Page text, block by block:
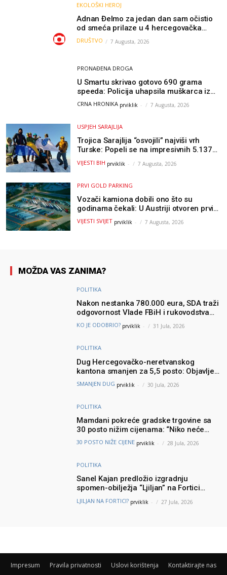
EKOLOŠKI HEROJ
Adnan Đelmo za jedan dan sam očistio
od smeća prilaze u 4 hercegovačka
grada: “Danas nisam čistio samo smeće,
čistio sam sliku o nama”
DRUŠTVO 7 Augusta, 2026
PRONAĐENA DROGA
U Smartu skrivao gotovo 690 grama
speeda: Policija uhapsila muškarca iz
Hercegovine
CRNA HRONIKA prviklik - 7 Augusta, 2026
USPJEH SARAJLIJA
Trojica Sarajlija “osvojili” najviši vrh
Turske: Popeli se na impresivnih 5.137
metara
VIJESTI BIH prviklik - 7 Augusta, 2026
PRVI GOLD PARKING
Vozači kamiona dobili ono što su
godinama čekali: U Austriji otvoren prvi
GOLD sigurni parking
VIJESTI SVIJET prviklik - 7 Augusta, 2026
MOŽDA VAS ZANIMA?
POLITIKA
Nakon nestanka 780.000 eura, SDA traži
odgovornost Vlade FBiH i rukovodstva
Igmana
KO JE ODOBRIO? prviklik - 31 Jula, 2026
POLITIKA
Dug Hercegovačko-neretvanskog
kantona smanjen za 5,5 posto: Objavljeni
najnoviji podaci Ministarstva finansija
SMANJEN DUG prviklik - 30 Jula, 2026
POLITIKA
Mamdani pokreće gradske trgovine sa
30 posto nižim cijenama: “Niko neće
brinuti može li prehraniti svoju porodicu”
30 POSTO NIŽE CIJENE prviklik - 28 Jula, 2026
POLITIKA
Sanel Kajan predložio izgradnju
spomen-obilježja “Ljiljan” na Fortici
iznad Mostara – Podšku ideji dao i
Muhamed ef. Velić
LJILJAN NA FORTICI? prviklik - 27 Jula, 2026
Impresum Pravila privatnosti Uslovi korištenja Kontaktirajte nas